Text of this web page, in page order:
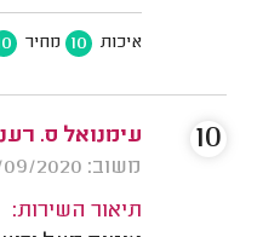
איכות 10 מחיר
עימנואל ס.
משוב: 05/09/2020
תיאור השירות:
10